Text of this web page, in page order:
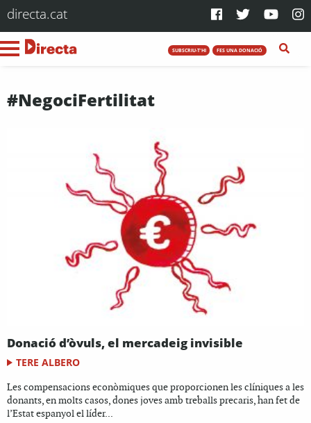
directa.cat
SUBSCRIU-T'HI FES UNA DONACIÓ
#NegociFertilitat
Donació d’òvuls, el mercadeig invisible
TERE ALBERO
Les compensacions econòmiques que proporcionen les clíniques a les
donants, en molts casos, dones joves amb treballs precaris, han fet de
l’Estat espanyol el líder...